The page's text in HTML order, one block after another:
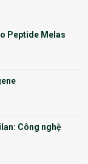
Peptide Melas
Công nghệ